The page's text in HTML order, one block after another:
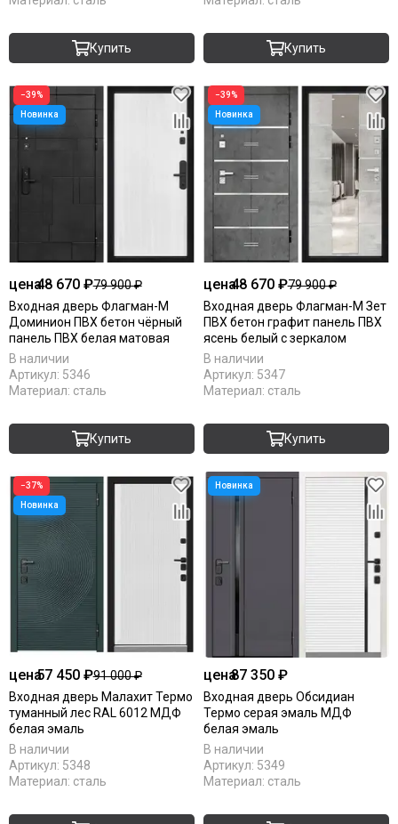
Купить Купить
−39%
цена48 670 ₽79 900 ₽
Входная дверь Флагман-М
Доминион ПВХ бетон чёрный
панель ПВХ белая матовая
В наличии
Артикул: 5346
Материал: сталь
Купить
−39%
цена48 670 ₽79 900 ₽
Входная дверь Флагман-М Зет
ПВХ бетон графит панель ПВХ
ясень белый с зеркалом
В наличии
Артикул: 5347
Материал: сталь
Купить
−37%
цена57 450 ₽91 000 ₽
Входная дверь Малахит Термо
туманный лес RAL 6012 МДФ
белая эмаль
В наличии
Артикул: 5348
Материал: сталь
цена87 350 ₽
Входная дверь Обсидиан
Термо серая эмаль МДФ
белая эмаль
В наличии
Артикул: 5349
Материал: сталь